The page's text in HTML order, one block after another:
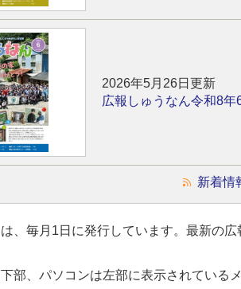
2026年5月26日更新
広報しゅうなん令和8年
新着情
、毎月1日に発行しています。最新の広
部、パソコンは左部に表示されている